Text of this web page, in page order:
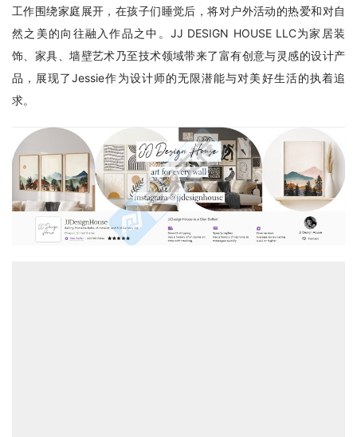
工作围绕家庭展开，在孩子们睡觉后，将对户外活动的热爱和对自
然之美的向往融入作品之中。JJ DESIGN HOUSE LLC为家居装
饰、家具、墙壁艺术乃至技术领域带来了富有创意与灵感的设计产
品，展现了Jessie作为设计师的无限潜能与对美好生活的执着追
求。